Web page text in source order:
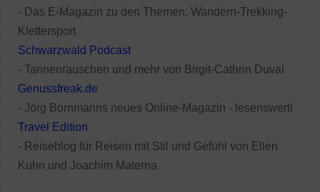
- Das E-Magazin zu den Themen: Wandern-Trekking-
Klettersport
Schwarzwald Podcast
- Tannenrauschen und mehr von Birgit-Cathrin Duval
Genussfreak.de
- Jörg Bornmanns neues Online-Magazin - lesenswert!
Travel Edition
- Reiseblog für Reisen mit Stil und Gefühl von Ellen
Kuhn und Joachim Materna